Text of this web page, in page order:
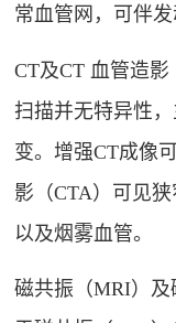
常血管网，可伴
CT及CT 血管造
扫描并无特异性
变。增强CT成像
影（CTA）可见
以及烟雾血管。
磁共振（MRI）